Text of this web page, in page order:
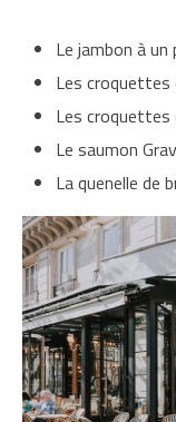
Le jambon à
Les
Les
Le saumon
La quenelle de